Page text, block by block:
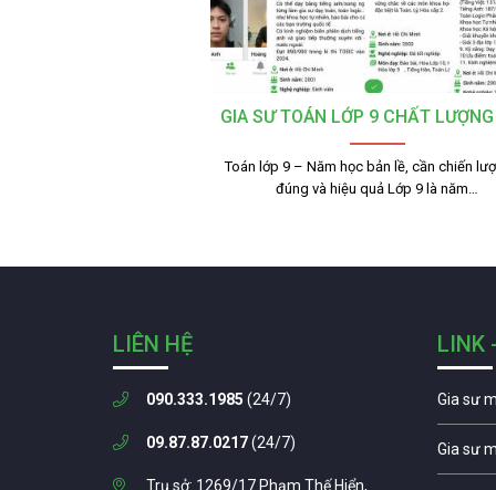
GIA SƯ TOÁN LỚP 9 CHẤT
Toán lớp 9 – Năm học bản lề, cần chiến
đúng và hiệu quả Lớp 9 là năm…
LIÊN HỆ
090.333.1985 (24/7)
09.87.87.0217(24/7)
Trụ sở: 1269/17 Phạm Thế Hiển,
LINK
Gia sư
Gia sư